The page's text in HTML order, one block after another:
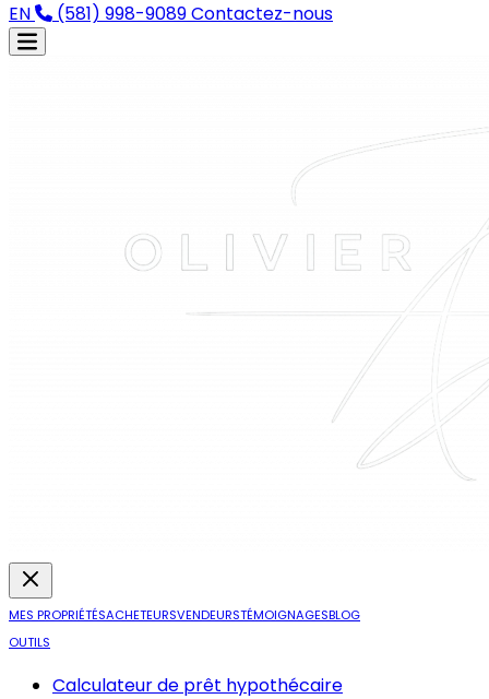
EN (581) 998-9089Contactez-nous
MES PROPRIÉTÉSACHETEURSVENDEURSTÉMOIGNAGESBLOG
OUTILS
Calculateur de prêt hypothécaire